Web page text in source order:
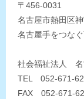
〒456-0031
名古屋市熱田区
名古屋手をつな
社会福祉法人
TEL 052-671-
FAX 052-671-